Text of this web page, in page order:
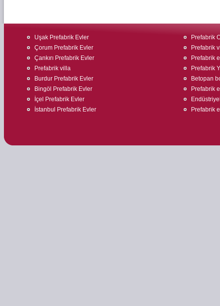
Uşak Prefabrik Evler
Çorum Prefabrik Evler
Çankırı Prefabrik Evler
Prefabrik villa
Burdur Prefabrik Evler
Bingöl Prefabrik Evler
İçel Prefabrik Evler
İstanbul Prefabrik Evler
Prefabrik
Prefabrik
Prefabrik
Prefabrik
Betopan
Prefabrik
Prefabrik